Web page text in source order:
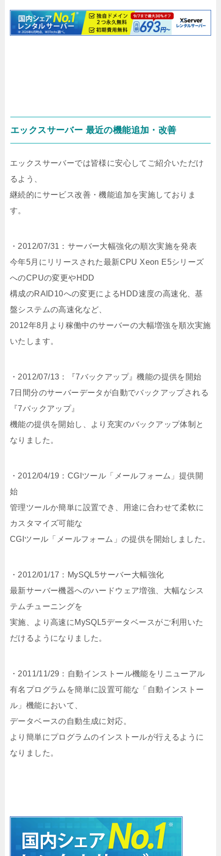
エックスサーバー 最近の機能追加・改善
エックスサーバーでは皆様に安心してご紹介いただけ
るよう、
継続的にサービス改善・機能追加を実施しておりま
す。
・2012/07/31：サーバー大幅強化の順次実施を発表
今年5月にリリースされた最新CPU Xeon E5シリーズ
へのCPUの変更やHDD
構成のRAID10への変更によるHDD速度の高速化、基
盤システムの高速化など、
2012年8月より稼働中のサーバーの大幅増強を順次実施
いたします。
・2012/07/13：『7バックアップ』機能の提供を開始
7日間分のサーバーデータが自動でバックアップされる
『7バックアップ』
機能の提供を開始し、より充実のバックアップ体制と
なりました。
・2012/04/19：CGIツール「メールフォーム」提供開
始
管理ツールか簡単に設置でき、用途に合わせて柔軟に
カスタマイズ可能な
CGIツール「メールフォーム」の提供を開始しました。
・2012/01/17：MySQL5サーバー大幅強化
最新サーバー機器へのハードウェア増強、大幅なシス
テムチューニングを
実施、より高速にMySQL5データベースがご利用いた
だけるようになりました。
・2011/11/29：自動インストール機能をリニューアル
有名プログラムを簡単に設置可能な「自動インストー
ル」機能において、
データベースの自動生成に対応。
より簡単にプログラムのインストールが行えるように
なりました。